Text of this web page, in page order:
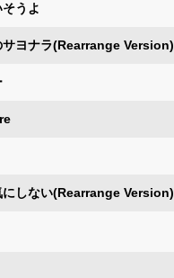
うよ
サヨナラ(Rearrange Version)
にしない(Rearrange Version)